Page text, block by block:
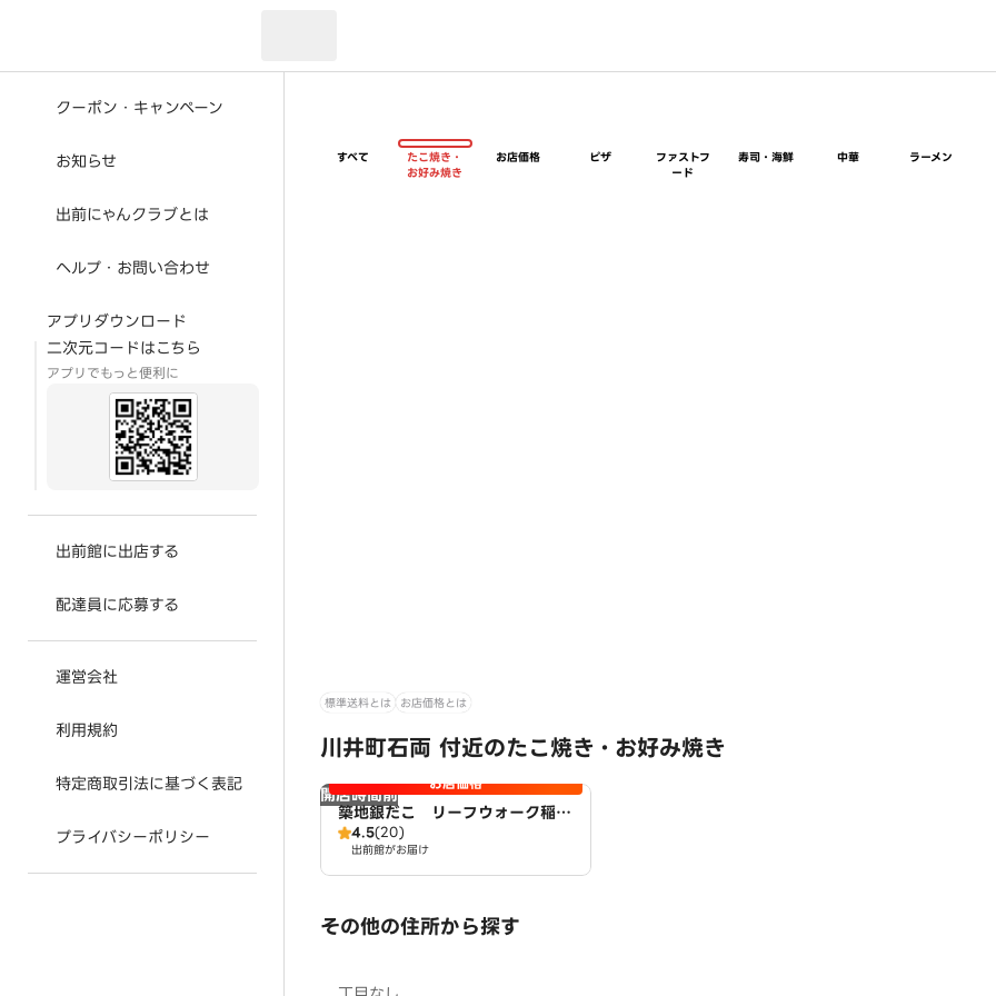
クーポン・キャンペーン
お知らせ
出前にゃんクラブとは
ヘルプ・お問い合わせ
アプリダウンロード
二次元コードはこちら
アプリでもっと便利に
出前館に出店する
配達員に応募する
運営会社
利用規約
特定商取引法に基づく表記
プライバシーポリシー
すべて
たこ焼き・
お好み焼き
お店価格 ピザ
ファストフ
ード
寿司・海鮮 中華 ラーメン
標準送料とは お店価格とは
川井町石両 付近のたこ焼き・お好み焼き
開店時間前 お店価格
築地銀だこ リーフウォーク稲沢
店4.5(20)
出前館がお届け
その他の住所から探す